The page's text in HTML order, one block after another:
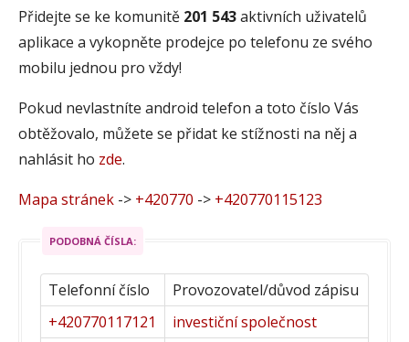
Přidejte se ke komunitě 201 543aktivních uživatelů
aplikace a vykopněte prodejce po telefonu ze svého
mobilu jednou pro vždy!
Pokud nevlastníte android telefon a toto číslo Vás
obtěžovalo, můžete se přidat ke stížnosti na něj a
nahlásit ho zde.
Mapa stránek -> +420770 -> +420770115123
PODOBNÁ ČÍSLA:
Telefonní číslo
Provozovatel/důvod zápisu
+420770117121
investiční společnost